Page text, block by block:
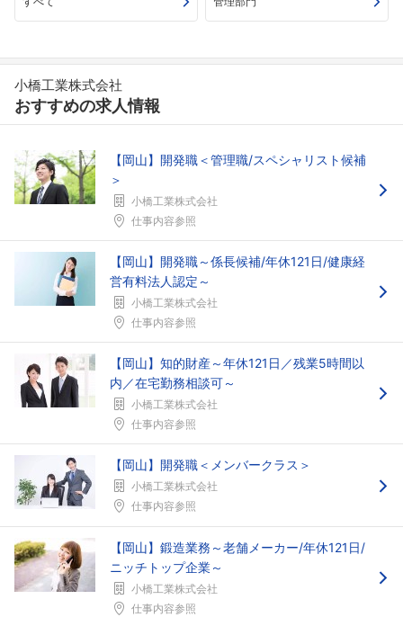
フォローしました
こちらの企業もフォローしませんか？
小橋工業株式会社
おすすめの求人情報
【岡山】開発職＜管理職/スペシャリスト候補
＞
小橋工業株式会社
仕事内容参照
【岡山】開発職～係長候補/年休121日/健康経
営有料法人認定～
小橋工業株式会社
仕事内容参照
【岡山】知的財産～年休121日／残業5時間以
内／在宅勤務相談可～
小橋工業株式会社
仕事内容参照
【岡山】開発職＜メンバークラス＞
小橋工業株式会社
仕事内容参照
【岡山】鍛造業務～老舗メーカー/年休121日/
ニッチトップ企業～
小橋工業株式会社
仕事内容参照